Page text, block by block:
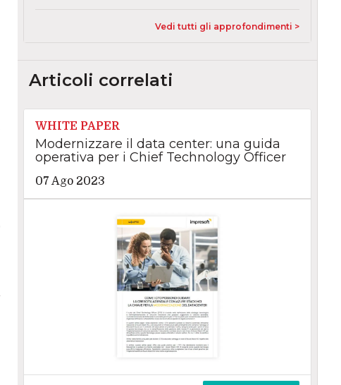
Vedi tutti gli approfondimenti >
Articoli correlati
WHITE PAPER
Modernizzare il data center: una guida
operativa per i Chief Technology Officer
07 Ago 2023